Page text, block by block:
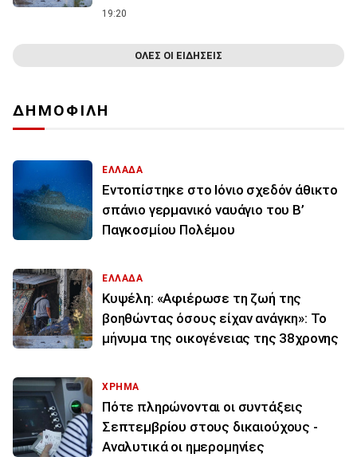
19:20
ΟΛΕΣ ΟΙ ΕΙΔΗΣΕΙΣ
ΔΗΜΟΦΙΛΗ
ΕΛΛΑΔΑ
Εντοπίστηκε στο Ιόνιο σχεδόν άθικτο
σπάνιο γερμανικό ναυάγιο του Β’
Παγκοσμίου Πολέμου
ΕΛΛΑΔΑ
Κυψέλη: «Αφιέρωσε τη ζωή της
βοηθώντας όσους είχαν ανάγκη»: Το
μήνυμα της οικογένειας της 38χρονης
ΧΡΗΜΑ
Πότε πληρώνονται οι συντάξεις
Σεπτεμβρίου στους δικαιούχους -
Αναλυτικά οι ημερομηνίες